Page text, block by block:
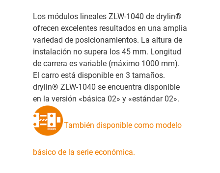
Los módulos lineales ZLW-1040 de drylin®
ofrecen excelentes resultados en una amplia
variedad de posicionamientos. La altura de
instalación no supera los 45 mm. Longitud
de carrera es variable (máximo 1000 mm).
El carro está disponible en 3 tamaños.
drylin® ZLW-1040 se encuentra disponible
en la versión «básica 02» y «estándar 02».
También disponible como modelo
básico de la serie económica.